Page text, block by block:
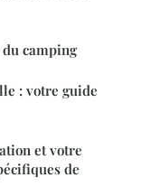
camping
: votre guide
et votre
de